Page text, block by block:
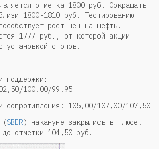
отметка 1800 руб. Сокращать
1800-1810 руб. Тестированию
рост цен на нефть.
1777 руб., от которой акции
установкой стопов.
поддержки:
100,00/99,95
сопротивления: 105,00/107,00/107,50
(SBER) накануне закрылись в плюсе,
до отметки 104,50 руб.